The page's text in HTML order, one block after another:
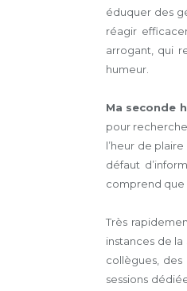
éduquer des
réagir
arrogant, qui
humeur.
Ma seconde
pour
l’heur de
défaut
comprend que
Très
instances de
collègues,
sessions